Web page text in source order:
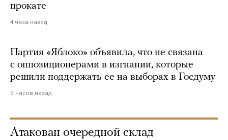
прокате
4 часа назад
Партия «Яблоко» объявила, что не связана
с оппозиционерами в изгнании, которые
решили поддержать ее на выборах в Госдуму
5 часов назад
Атакован очередной склад